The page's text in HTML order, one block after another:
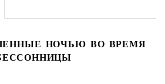
НОЧЬЮ ВО ВРЕМЯ